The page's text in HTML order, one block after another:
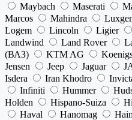
Maybach
Maserati
Marcos
Mahindra
Logem
Lincoln Ligier
Landwind
Land Rover
(ВАЗ)
KTM AG
Jensen
Jeep Jaguar
Isdera
Iran Khodro
Infiniti
Hummer
Holden
Hispano-Suiza
Haval
Hanomag